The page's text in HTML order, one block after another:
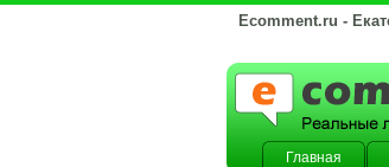
Ecomment.ru -
Главная